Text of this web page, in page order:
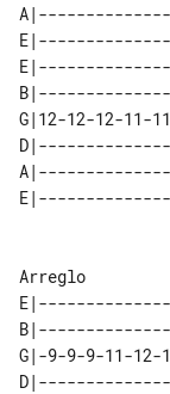
G|12-12-12-
G|-9-9-9-11-